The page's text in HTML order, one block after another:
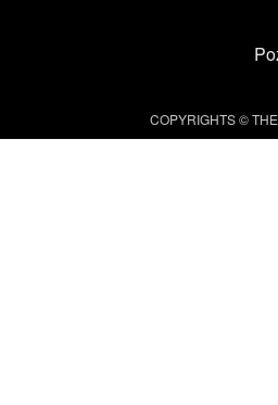
COPYRIGHTS ©